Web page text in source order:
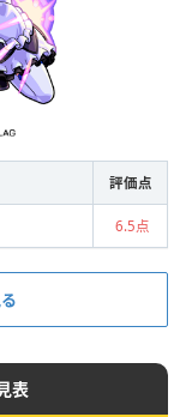
評価点
6.5点
表